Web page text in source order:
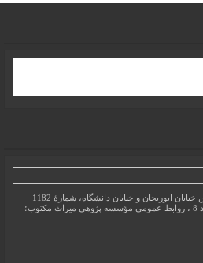
تهران، خیابان انقلاب اسلامی، بین خیابان ابوریحان و خیابان دانشگاه، شمارۀ 1182
(ساختمان فروردین)، طبقۀ دوم، واحد 8 ، روابط عمومی مؤسسه پژوهی میراث مکتوب؛